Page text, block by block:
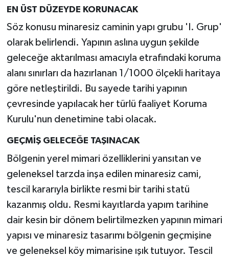
EN ÜST DÜZEYDE KORUNACAK
Söz konusu minaresiz caminin yapı grubu 'I. Grup'
olarak belirlendi. Yapının aslına uygun şekilde
geleceğe aktarılması amacıyla etrafındaki koruma
alanı sınırları da hazırlanan 1/1000 ölçekli haritaya
göre netleştirildi. Bu sayede tarihi yapının
çevresinde yapılacak her türlü faaliyet Koruma
Kurulu'nun denetimine tabi olacak.
GEÇMİŞ GELECEĞE TAŞINACAK
Bölgenin yerel mimari özelliklerini yansıtan ve
geleneksel tarzda inşa edilen minaresiz cami,
tescil kararıyla birlikte resmi bir tarihi statü
kazanmış oldu. Resmi kayıtlarda yapım tarihine
dair kesin bir dönem belirtilmezken yapının mimari
yapısı ve minaresiz tasarımı bölgenin geçmişine
ve geleneksel köy mimarisine ışık tutuyor. Tescil